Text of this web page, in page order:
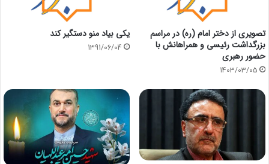
تصویری از دختر امام (ره) در مراسم
بزرگداشت رئیسی و همراهانش با
حضور رهبری
1403/03/05
یکی بیاد منو دستگیر کند
1391/06/04